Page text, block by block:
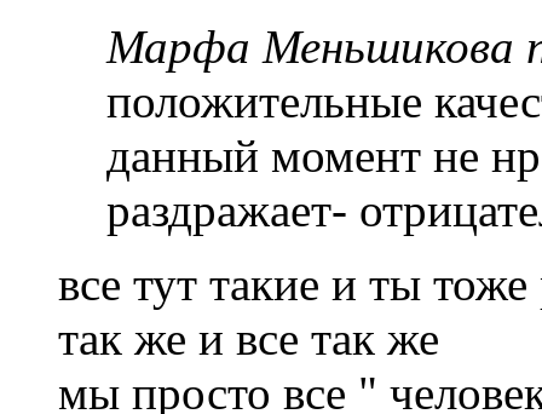
Марфа Меньшикова
положительные
данный момент не
раздражает-
все тут такие и ты
так же и все так же
мы просто все "